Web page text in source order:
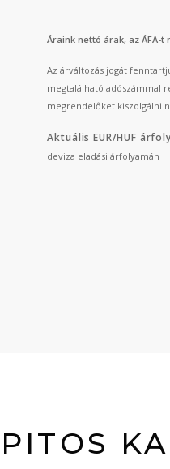
Áraink nettó árak, az ÁFA-
Az árváltozás jogát
megtalálható adószámmal
megrendelőket kiszolgálni
Aktuális EUR/HUF
deviza eladási árfolyamán